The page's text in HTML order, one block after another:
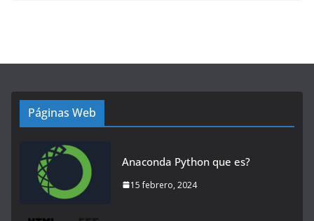
Páginas Web
Anaconda Python que es?
15 febrero, 2024